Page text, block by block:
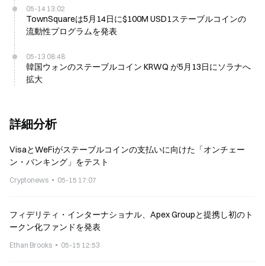
05-14 13:02
TownSquareは5月14日に$100M USD1ステーブルコインの
流動性プログラムを発表
05-13 08:48
韓国ウォンのステーブルコイン KRWQ が5月13日にソラナへ
拡大
詳細分析
VisaとWeFiがステーブルコインの支払いに向けた「オンチェー
ン・バンキング」をテスト
Cryptonews 05-15 17:07
フィデリティ・インターナショナル、Apex Groupと提携し初のト
ークン化ファンドを発表
Ethan Brooks 05-15 12:53